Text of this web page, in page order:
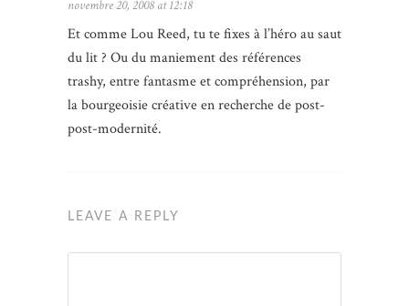
novembre 20, 2008 at 12:18
Et comme Lou Reed, tu te fixes à l’héro au saut
du lit ? Ou du maniement des références
trashy, entre fantasme et compréhension, par
la bourgeoisie créative en recherche de post-
post-modernité.
LEAVE A REPLY